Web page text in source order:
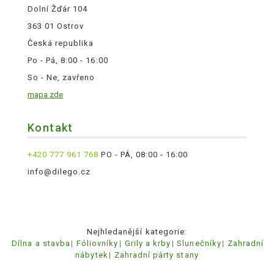
Dolní Žďár 104
363 01 Ostrov
Česká republika
Po - Pá, 8:00 - 16:00
So - Ne, zavřeno
mapa zde
Kontakt
+420 777 961 768 PO - PÁ, 08:00 - 16:00
info@dilego.cz
Nejhledanější kategorie:
Dílna a stavba
Fóliovníky Grily a krby Slunečníky
Zahradní
nábytek
Zahradní párty stany